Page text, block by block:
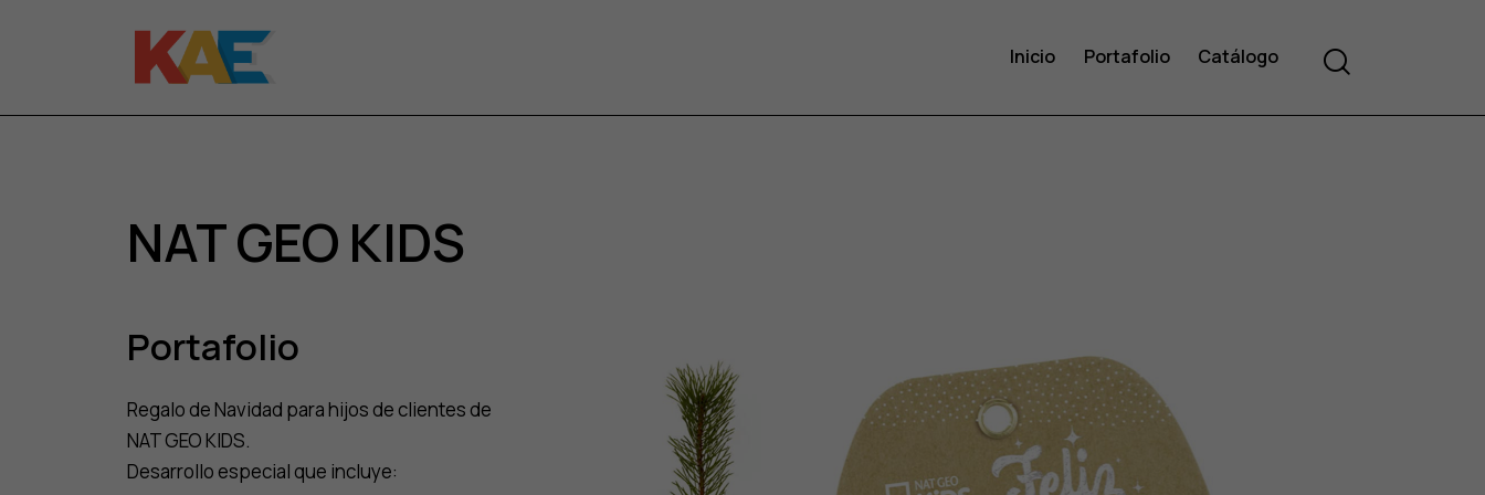
Inicio Portafolio Catálogo Search
NAT GEO KIDS
Portafolio
Regalo de Navidad para hijos de clientes de
NAT GEO KIDS.
Desarrollo especial que incluye: